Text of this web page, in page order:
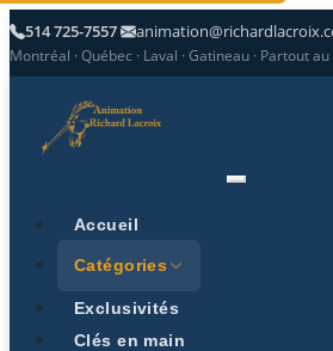
514 725-7557
Montréal · Québec · Laval · Gatineau · Partout
Accueil
Catégories
Exclusivités
Clés en main